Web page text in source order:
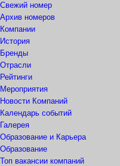
Свежий номер
Архив номеров
Компании
История
Бренды
Отрасли
Рейтинги
Мероприятия
Новости Компаний
Календарь событий
Галерея
Образование и Карьера
Образование
Топ вакансии компаний